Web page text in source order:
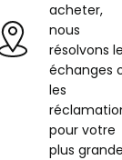
acheter,
nous
résolvons
échanges
les
pour votre
plus